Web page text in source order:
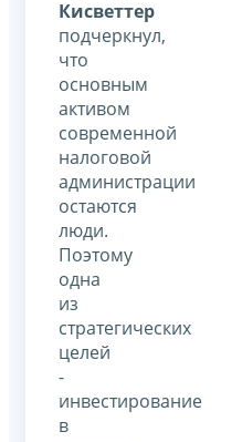
Кисветтер
подчеркнул,
что
основным
активом
современной
налоговой
администрации
остаются
люди.
Поэтому
одна
из
стратегических
целей
-
инвестирование
в